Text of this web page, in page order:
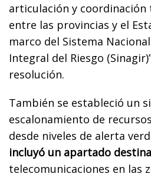
articulación y coordinación
entre las provincias y el
marco del Sistema
Integral del Riesgo
resolución.
También se estableció un
escalonamiento de
desde niveles de alerta
incluyó un apartado
telecomunicaciones en las